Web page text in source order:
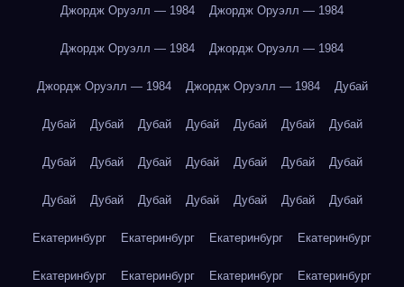
Джордж Оруэлл — 1984 Джордж Оруэлл — 1984
Джордж Оруэлл — 1984 Джордж Оруэлл — 1984
Джордж Оруэлл — 1984 Джордж Оруэлл — 1984 Дубай
Дубай Дубай Дубай Дубай Дубай Дубай Дубай
Дубай Дубай Дубай Дубай Дубай Дубай Дубай
Дубай Дубай Дубай Дубай Дубай Дубай Дубай
Екатеринбург Екатеринбург Екатеринбург Екатеринбург
Екатеринбург Екатеринбург Екатеринбург Екатеринбург